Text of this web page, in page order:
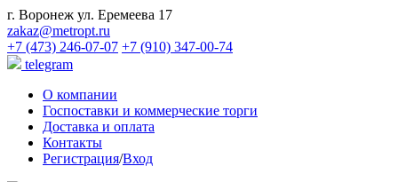
г. Воронеж ул. Еремеева 17
zakaz@metropt.ru
+7 (473) 246-07-07 +7 (910) 347-00-74
telegram
О компании
Госпоставки и коммерческие торги
Доставка и оплата
Контакты
Регистрация/Вход